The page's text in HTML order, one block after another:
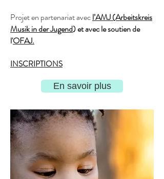
Projet en partenariat avecl’AMJ (Arbeitskreis
Musik in der Jugend) et avec le soutien de
l'OFAJ.
INSCRIPTIONS
En savoir plus